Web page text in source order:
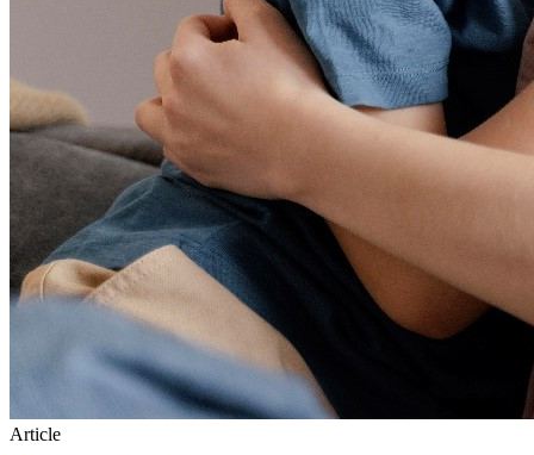
Article